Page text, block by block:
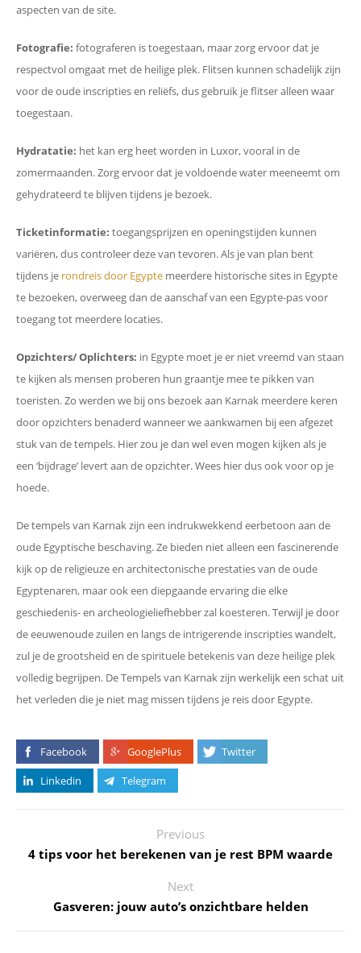
aspecten van de site.
Fotografie: fotograferen is toegestaan, maar zorg ervoor dat je
respectvol omgaat met de heilige plek. Flitsen kunnen schadelijk zijn
voor de oude inscripties en reliëfs, dus gebruik je flitser alleen waar
toegestaan.
Hydratatie: het kan erg heet worden in Luxor, vooral in de
zomermaanden. Zorg ervoor dat je voldoende water meeneemt om
gehydrateerd te blijven tijdens je bezoek.
Ticketinformatie: toegangsprijzen en openingstijden kunnen
variëren, dus controleer deze van tevoren. Als je van plan bent
tijdens je rondreis door Egypte meerdere historische sites in Egypte
te bezoeken, overweeg dan de aanschaf van een Egypte-pas voor
toegang tot meerdere locaties.
Opzichters/ Oplichters: in Egypte moet je er niet vreemd van staan
te kijken als mensen proberen hun graantje mee te pikken van
toeristen. Zo werden we bij ons bezoek aan Karnak meerdere keren
door opzichters benaderd wanneer we aankwamen bij een afgezet
stuk van de tempels. Hier zou je dan wel even mogen kijken als je
een ‘bijdrage’ levert aan de opzichter. Wees hier dus ook voor op je
hoede.
De tempels van Karnak zijn een indrukwekkend eerbetoon aan de
oude Egyptische beschaving. Ze bieden niet alleen een fascinerende
kijk op de religieuze en architectonische prestaties van de oude
Egyptenaren, maar ook een diepgaande ervaring die elke
geschiedenis- en archeologieliefhebber zal koesteren. Terwijl je door
de eeuwenoude zuilen en langs de intrigerende inscripties wandelt,
zul je de grootsheid en de spirituele betekenis van deze heilige plek
volledig begrijpen. De Tempels van Karnak zijn werkelijk een schat uit
het verleden die je niet mag missen tijdens je reis door Egypte.
Facebook GooglePlus
Twitter
Linkedin
Telegram
Previous
4 tips voor het berekenen van je rest BPM waarde
Next
Gasveren: jouw auto’s onzichtbare helden